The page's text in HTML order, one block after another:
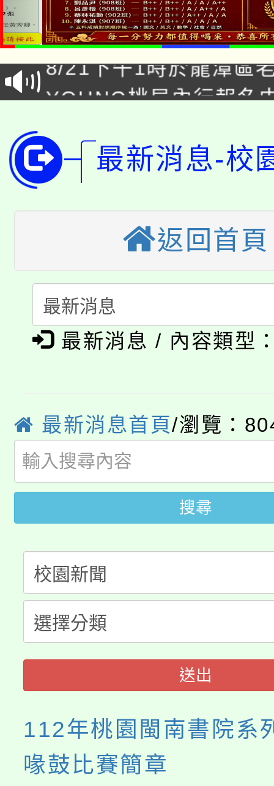
「本色祭」8/29、30在
場熱烈登場!
8/21下午1時於龍潭區
徵才活動。
YOUNG桃局內行報名
開!
115年桃園市運動會8/
田徑場及游泳池舉行。
桃園市低收入戶享有免
視費優惠，中低收入戶
半價優惠，詳情可洽有
者。
大園自造教育及科技中
份教師增能研習
大溪自造教育及科技
份教師研習
淨零綠生活教案入校路
會
115年食農教育專業人
程
「本色祭」8/29、30在
局官網。
8月14至27日，桃園電
開!
115年桃園市運動會8/
田徑場及游泳池舉行。
桃園市低收入戶享有免
視費優惠，中低收入戶
半價優惠，詳情可洽有
者。
大園自造教育及科技中
份教師增能研習
大溪自造教育及科技中
份教師研習
淨零綠生活教案入校路
會
115年食農教育專業人
程
最新消息-校
返回首頁
最新消息 / 內容類型
最新消息首頁/瀏覽：
搜尋
送出
112年桃園閩南書院系
喙鼓比賽簡章